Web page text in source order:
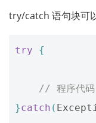
try/catch 语句块可
try {
// 程序代码
}catch (